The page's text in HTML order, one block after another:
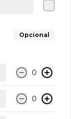
Opcional
0
0